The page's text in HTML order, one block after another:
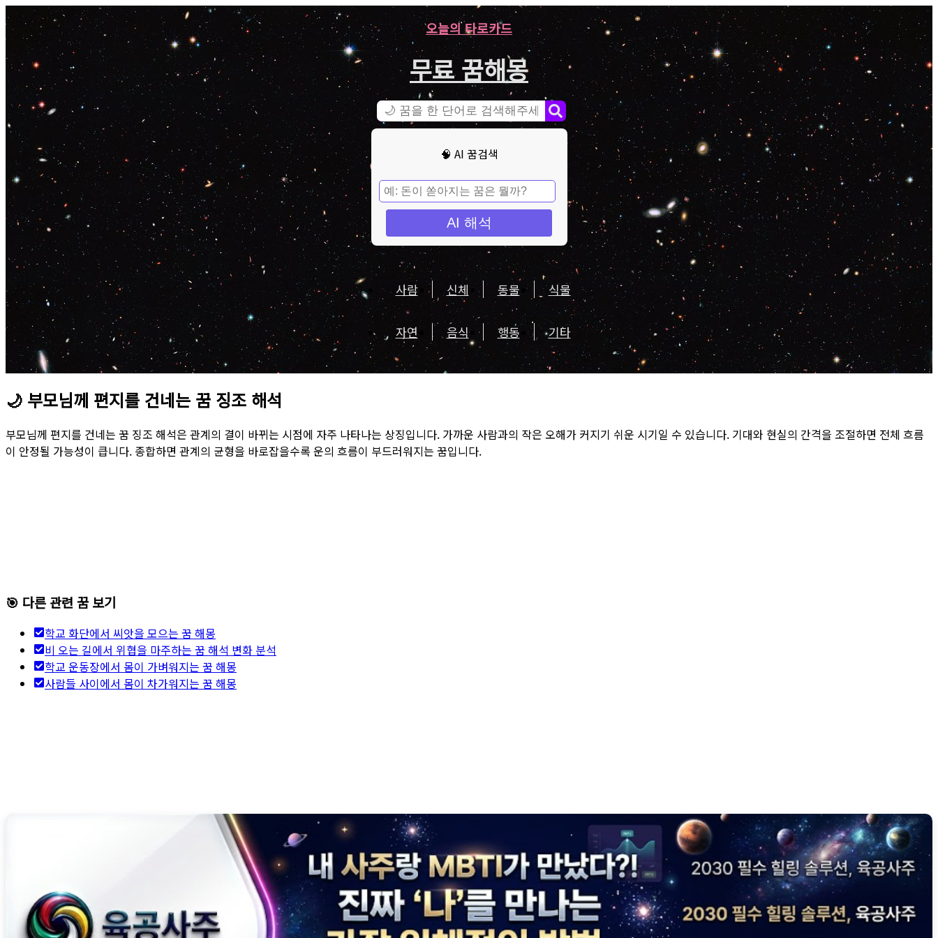
오늘의 타로카드
무료 꿈해몽
🧠 AI 꿈검색
AI 해석
사람 신체 동물 식물
자연 음식 행동 기타
🌙 부모님께 편지를 건네는 꿈 징조 해석
부모님께 편지를 건네는 꿈 징조 해석은 관계의 결이 바뀌는 시점에 자주 나타나는 상징입니다. 가까운 사람과의 작은 오해가 커지기 쉬운 시기일 수 있습니다. 기대와 현실의 간격을 조절하면 전체 흐름
이 안정될 가능성이 큽니다. 종합하면 관계의 균형을 바로잡을수록 운의 흐름이 부드러워지는 꿈입니다.
🎯 다른 관련 꿈 보기
학교 화단에서 씨앗을 모으는 꿈 해몽
비 오는 길에서 위협을 마주하는 꿈 해석 변화 분석
학교 운동장에서 몸이 가벼워지는 꿈 해몽
사람들 사이에서 몸이 차가워지는 꿈 해몽